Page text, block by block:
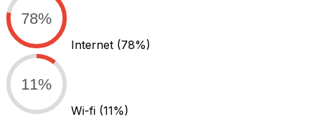
78%
Internet (78%)
11%
Wi-fi (11%)